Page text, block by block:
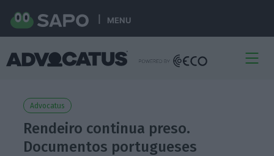
MENU
Advocatus
Rendeiro continua preso.
Documentos portugueses